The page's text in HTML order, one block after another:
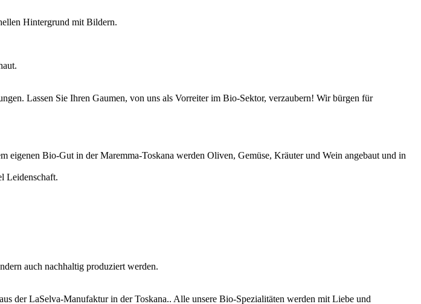
Lassen Sie Ihren Gaumen, von uns als Vorreiter im Bio-Sektor, verzaubern! Wir bürgen für
Bio-Gut in der Maremma-Toskana werden Oliven, Gemüse, Kräuter und Wein angebaut und in
Leidenschaft.
auch nachhaltig produziert werden.
der LaSelva-Manufaktur in der Toskana.. Alle unsere Bio-Spezialitäten werden mit Liebe und